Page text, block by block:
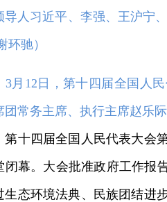
导人习近平、李强、王沪宁
环驰）
3月12日，第十四届全国人
团常务主席、执行主席赵乐
四届全国人民代表大会第
闭幕。大会批准政府工作报
生态环境法典、民族团结进